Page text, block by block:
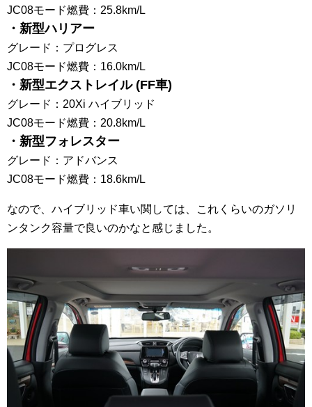
JC08モード燃費：25.8km/L
・新型ハリアー
グレード：プログレス
JC08モード燃費：16.0km/L
・新型エクストレイル (FF車)
グレード：20Xi ハイブリッド
JC08モード燃費：20.8km/L
・新型フォレスター
グレード：アドバンス
JC08モード燃費：18.6km/L
なので、ハイブリッド車い関しては、これくらいのガソリ
ンタンク容量で良いのかなと感じました。